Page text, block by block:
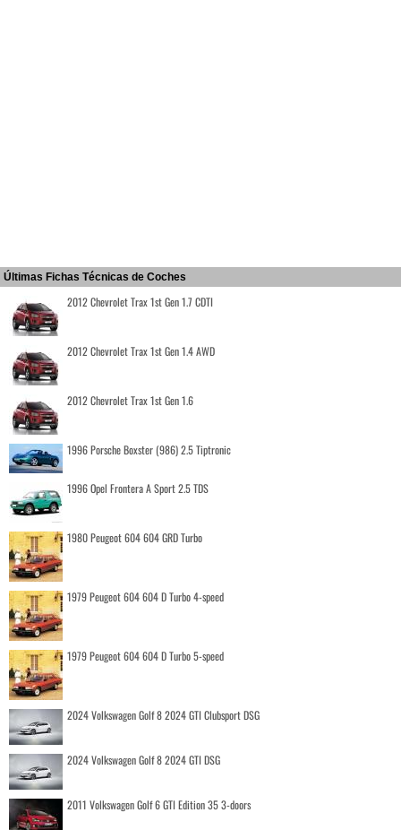
Últimas Fichas Técnicas de Coches
2012 Chevrolet Trax 1st Gen 1.7 CDTI
2012 Chevrolet Trax 1st Gen 1.4 AWD
2012 Chevrolet Trax 1st Gen 1.6
1996 Porsche Boxster (986) 2.5 Tiptronic
1996 Opel Frontera A Sport 2.5 TDS
1980 Peugeot 604 604 GRD Turbo
1979 Peugeot 604 604 D Turbo 4-speed
1979 Peugeot 604 604 D Turbo 5-speed
2024 Volkswagen Golf 8 2024 GTI Clubsport DSG
2024 Volkswagen Golf 8 2024 GTI DSG
2011 Volkswagen Golf 6 GTI Edition 35 3-doors